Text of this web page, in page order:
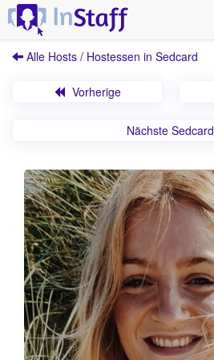
Alle Hosts / Hostessen in Sedcard
Vorherige
Nächste Sedcard